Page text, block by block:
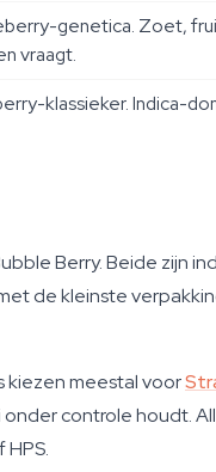
genetica. Zoet,
vraagt.
klassieker. Indica-
Berry. Beide
de kleinste
kiezen meestal voor
controle houdt.